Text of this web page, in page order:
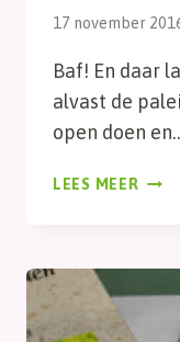
17 november
Baf! En daar
alvast de
open doen
LEES MEER